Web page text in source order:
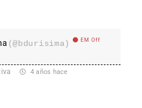
(@bdurisima) EM Off
4 años hace